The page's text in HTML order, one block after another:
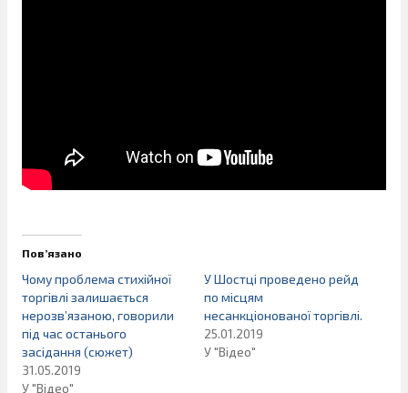
Пов’язано
Чому проблема стихійної
торгівлі залишається
нерозв’язаною, говорили
під час останього
засідання (сюжет)
31.05.2019
У "Відео"
У Шостці проведено рейд
по місцям
несанкціонованої торгівлі.
25.01.2019
У "Відео"